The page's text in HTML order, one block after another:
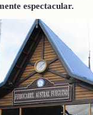
espectacular.